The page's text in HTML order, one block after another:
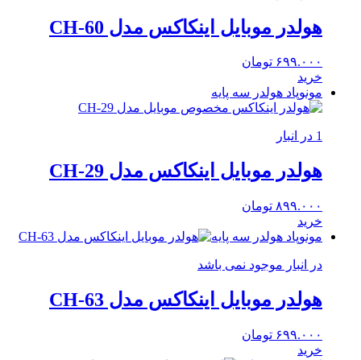
هولدر موبایل اینکاکس مدل CH-60
۶۹۹.۰۰۰ تومان
خرید
مونوپاد هولدر سه پایه
1 در انبار
هولدر موبایل اینکاکس مدل CH-29
۸۹۹.۰۰۰ تومان
خرید
مونوپاد هولدر سه پایه
در انبار موجود نمی باشد
هولدر موبایل اینکاکس مدل CH-63
۶۹۹.۰۰۰ تومان
خرید